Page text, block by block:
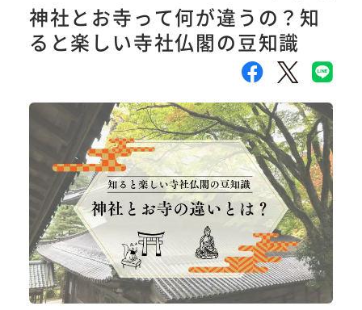
神社とお寺って何が違うの？知
ると楽しい寺社仏閣の豆知識